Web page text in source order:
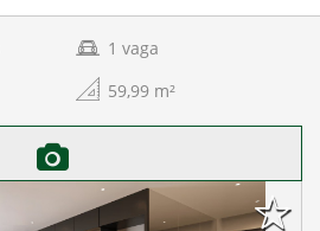
1vaga
59,99 m²